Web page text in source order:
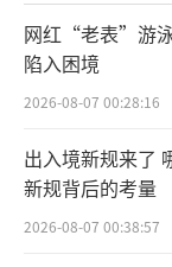
兴市场的表
出现了一些
的本土经济
通常对新兴
后，许多新
具备一定吸
网红“老表”游
陷入困境
2026-08-07 00:28:16
出入境新规来了
新规背后的考量
2026-08-07 00:38:57